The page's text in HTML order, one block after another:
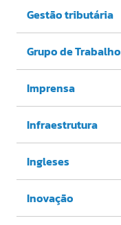
Gestão tributária
Grupo de Trabalho
Imprensa
Infraestrutura
Ingleses
Inovação